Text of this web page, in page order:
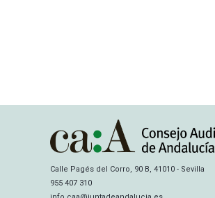
Calle Pagés del Corro, 90 B, 41010 - Sevilla
955 407 310